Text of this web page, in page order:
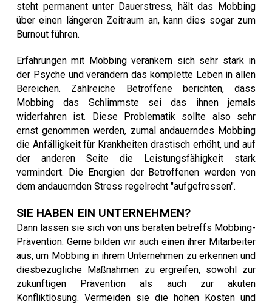
steht permanent unter Dauerstress, hält das Mobbing
über einen längeren Zeitraum an, kann dies sogar zum
Burnout führen.
Erfahrungen mit Mobbing verankern sich sehr stark in
der Psyche und verändern das komplette Leben in allen
Bereichen. Zahlreiche Betroffene berichten, dass
Mobbing das Schlimmste sei das ihnen jemals
widerfahren ist. Diese Problematik sollte also sehr
ernst genommen werden, zumal andauerndes Mobbing
die Anfälligkeit für Krankheiten drastisch erhöht, und auf
der anderen Seite die Leistungsfähigkeit stark
vermindert. Die Energien der Betroffenen werden von
dem andauernden Stress regelrecht "aufgefressen".
SIE HABEN EIN UNTERNEHMEN?
Dann lassen sie sich von uns beraten betreffs Mobbing-
Prävention. Gerne bilden wir auch einen ihrer Mitarbeiter
aus, um Mobbing in ihrem Unternehmen zu erkennen und
diesbezügliche Maßnahmen zu ergreifen, sowohl zur
zukünftigen Prävention als auch zur akuten
Konfliktlösung. Vermeiden sie die hohen Kosten und